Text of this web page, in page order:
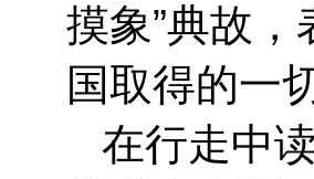
摸象”典故
国取得的一
在行走中